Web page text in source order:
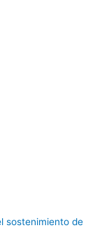
sostenimiento de